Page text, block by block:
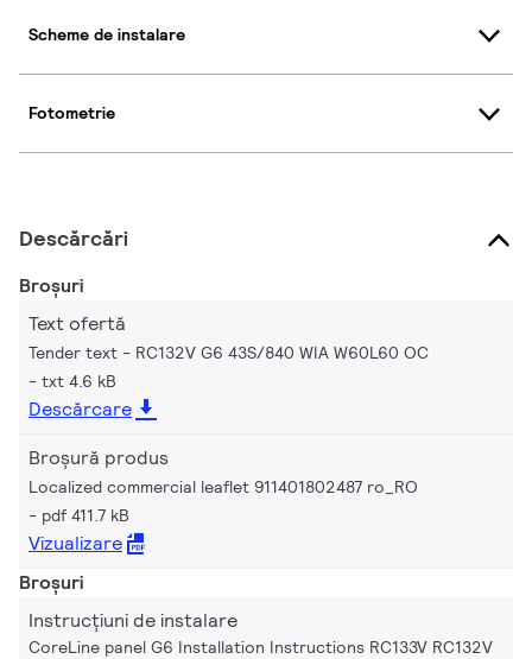
Scheme de instalare
Fotometrie
Descărcări
Broșuri
Text ofertă
Tender text - RC132V G6 43S/840 WIA W60L60 OC
txt 4.6 kB
Descărcare
Broșură produs
Localized commercial leaflet 911401802487 ro_RO
pdf 411.7 kB
Vizualizare
Broșuri
Instrucțiuni de instalare
CoreLine panel G6 Installation Instructions RC133V RC132V